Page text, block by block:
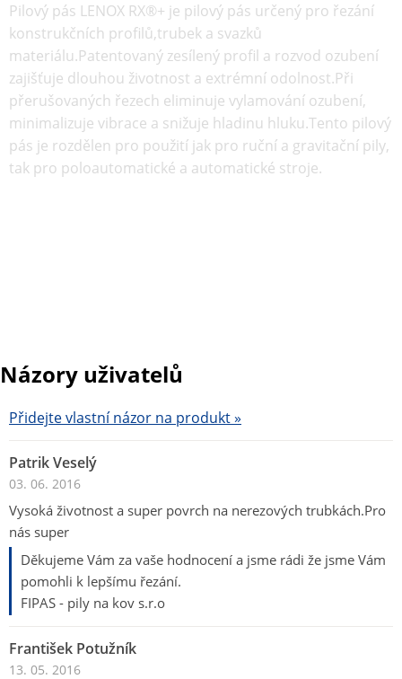
Pilový pás LENOX RX®+ je pilový pás určený pro řezání
konstrukčních profilů,trubek a svazků
materiálu.Patentovaný zesílený profil a rozvod ozubení
zajišťuje dlouhou životnost a extrémní odolnost.Při
přerušovaných řezech eliminuje vylamování ozubení,
minimalizuje vibrace a snižuje hladinu hluku.Tento pilový
pás je rozdělen pro použití jak pro ruční a gravitační pily,
tak pro poloautomatické a automatické stroje.
Názory uživatelů
Přidejte vlastní názor na produkt »
Patrik Veselý
03. 06. 2016
Vysoká životnost a super povrch na nerezových trubkách.Pro
nás super
Děkujeme Vám za vaše hodnocení a jsme rádi že jsme Vám
pomohli k lepšímu řezání.
FIPAS - pily na kov s.r.o
František Potužník
13. 05. 2016